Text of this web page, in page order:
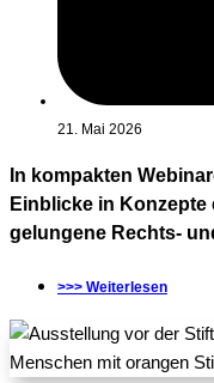
21. Mai 2026
In kompakten
Einblicke in
gelungene Rechts-
>>> Weiterlesen